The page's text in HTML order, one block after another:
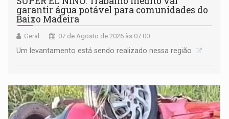
garantir água potável para comunidades do
Baixo Madeira
Geral 07 de Agosto de 2026 às 07:00
Um levantamento está sendo realizado nessa região